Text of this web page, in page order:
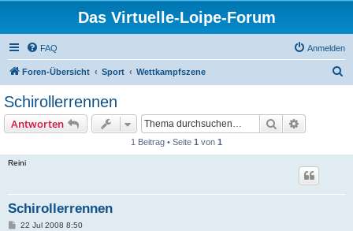
Das Virtuelle-Loipe-Forum
FAQ Anmelden
Foren-Übersicht Sport Wettkampfszene
Schirollerrennen
Antworten Suche
1 Beitrag • Seite 1 von 1
Reini
Schirollerrennen
B22 Jul 2008 8:50